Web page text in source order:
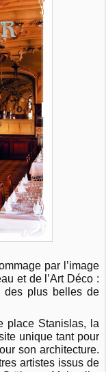
par l’image
et de l’Art Déco :
des plus belles de
place Stanislas, la
unique tant pour
son architecture.
artistes issus de